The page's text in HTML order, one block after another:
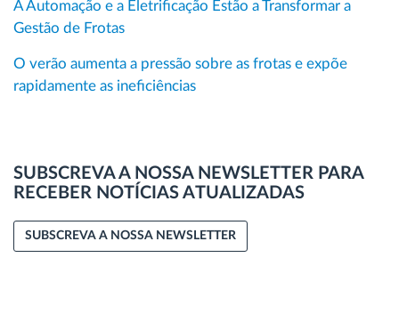
A Automação e a Eletrificação Estão a Transformar a
Gestão de Frotas
O verão aumenta a pressão sobre as frotas e expõe
rapidamente as ineficiências
SUBSCREVA A NOSSA NEWSLETTER PARA
RECEBER NOTÍCIAS ATUALIZADAS
SUBSCREVA A NOSSA NEWSLETTER